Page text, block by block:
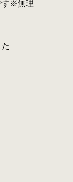
す※無理
どう
|